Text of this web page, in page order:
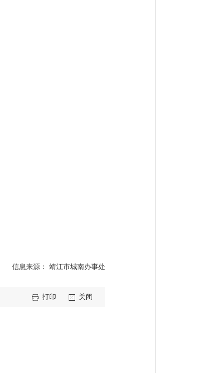
信息来源： 靖江市城南办事处
打印 关闭